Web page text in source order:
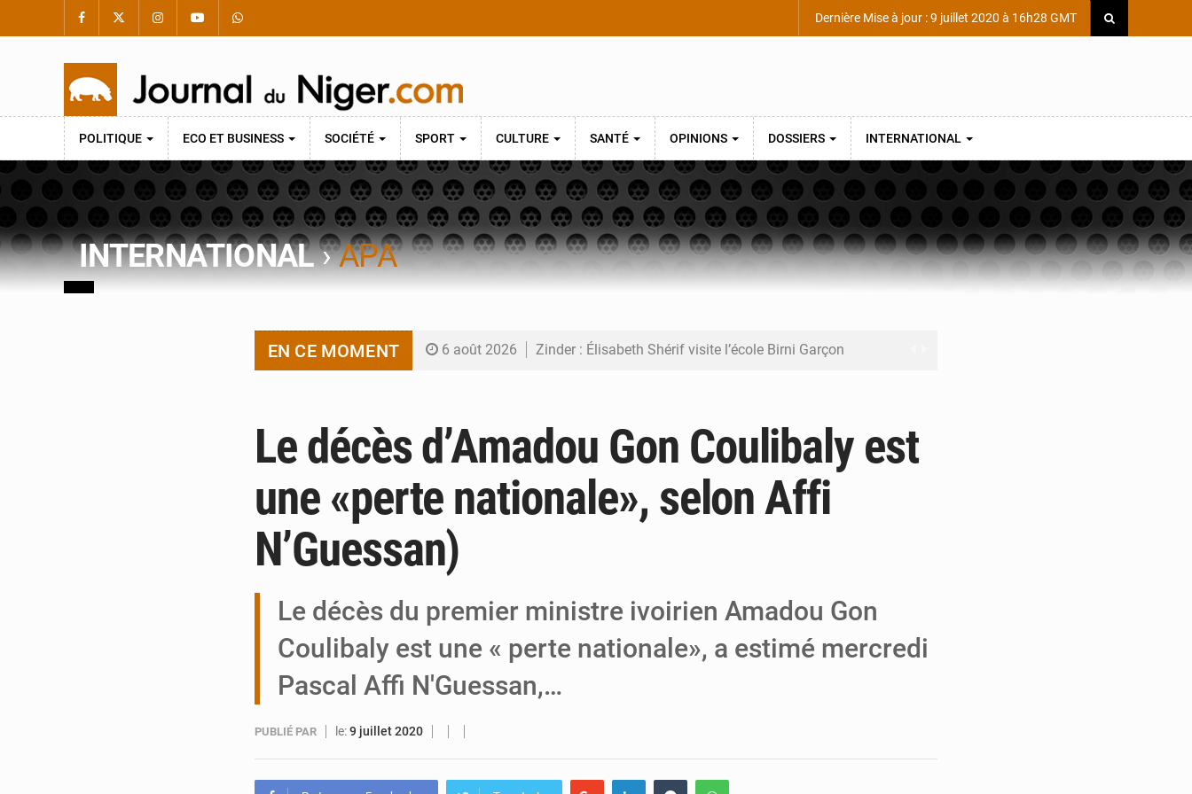
Dernière Mise à jour : 9 juillet 2020 à 16h28 GMT
POLITIQUE ECO ET BUSINESS SOCIÉTÉ SPORT CULTURE SANTÉ OPINIONS DOSSIERS INTERNATIONAL
INTERNATIONAL›APA
EN CE MOMENT 6 août 2026 Zinder : Élisabeth Shérif visite l’école Birni Garçon
6 août 2026 Niger : Bilan à mi-parcours du Programme de Refondation
6 août 2026 Chasse aux gabegies à Niamey : 74 milliards de FCFA recouvrés par la COLDEFF
5 août 2026 Tibiri : le dialogue, nouveau terrain de jeu pour la paix
Le décès d’Amadou Gon Coulibaly est
une «perte nationale», selon Affi
N’Guessan)
Le décès du premier ministre ivoirien Amadou Gon
Coulibaly est une « perte nationale», a estimé mercredi
Pascal Affi N'Guessan,…
PUBLIÉ PAR le:9 juillet 2020